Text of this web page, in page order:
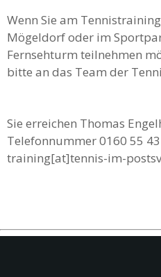
Wenn Sie am
Mögeldorf oder im
Fernsehturm teilnehmen
bitte an das Team der
Sie erreichen Thomas
Telefonnummer 0160 55
training[at]tennis-im-